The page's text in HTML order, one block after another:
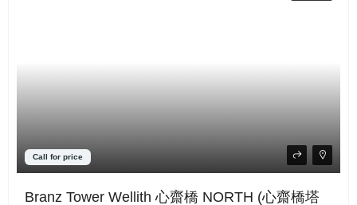
Call for price
Branz Tower Wellith 心齋橋 NORTH (心齋橋塔